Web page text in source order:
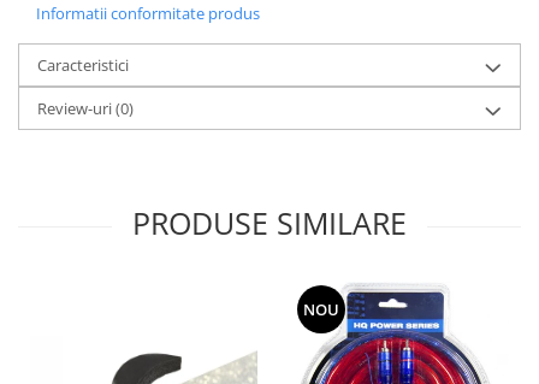
Informatii conformitate produs
Caracteristici
Review-uri(0)
PRODUSE SIMILARE
NOU